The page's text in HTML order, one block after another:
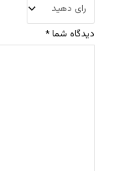
دیدگاه شما*